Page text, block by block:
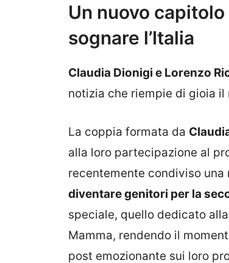
Un nuovo
sognare l’Italia
Claudia Dionigi e Lorenzo
notizia che riempie di gioia il
La coppia formata da
alla loro partecipazione al
recentemente condiviso
diventare genitori per la
speciale, quello dedicato
Mamma, rendendo il
post emozionante sui loro